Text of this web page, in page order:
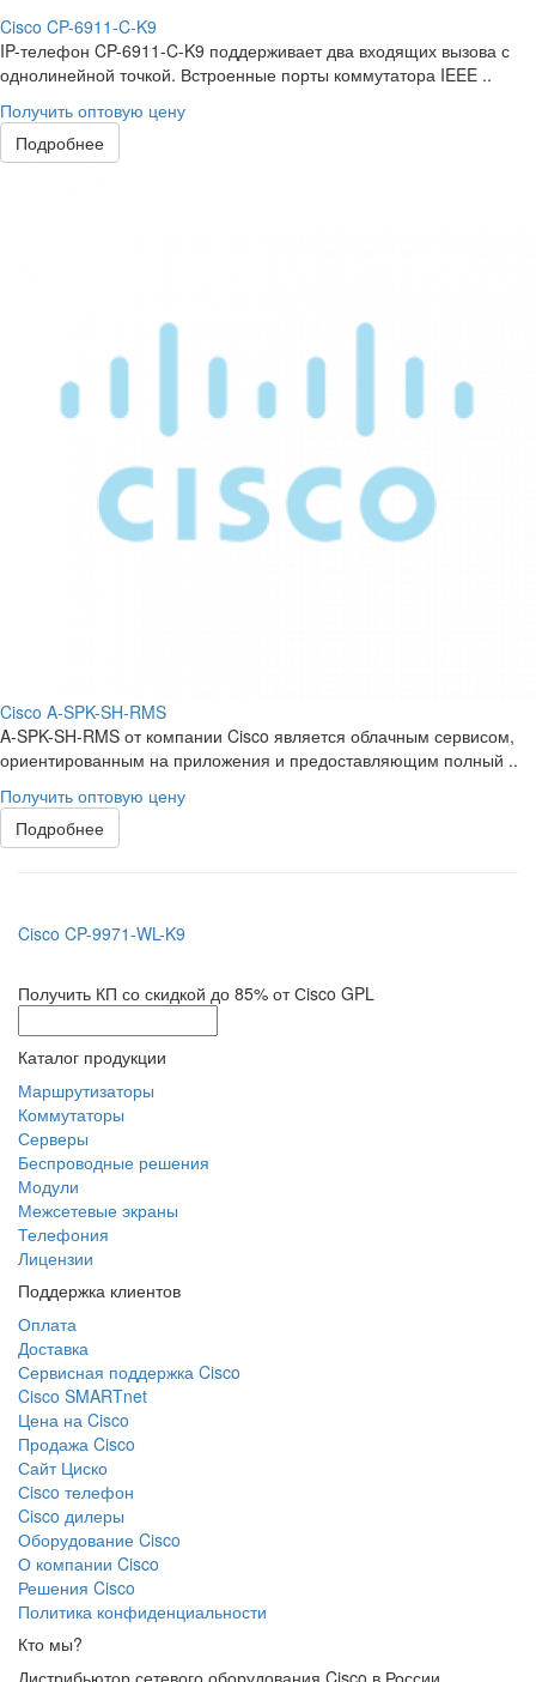
Cisco CP-6911-C-K9
IP-телефон CP-6911-C-K9 поддерживает два входящих вызова с
однолинейной точкой. Встроенные порты коммутатора IEEE ..
Получить оптовую цену
Подробнее
Cisco A-SPK-SH-RMS
A-SPK-SH-RMS от компании Cisco является облачным сервисом,
ориентированным на приложения и предоставляющим полный ..
Получить оптовую цену
Подробнее
Cisco CP-9971-WL-K9
Получить КП со скидкой до 85% от Сisco GPL
Каталог продукции
Маршрутизаторы
Коммутаторы
Серверы
Беспроводные решения
Модули
Межсетевые экраны
Телефония
Лицензии
Поддержка клиентов
Оплата
Доставка
Сервисная поддержка Cisco
Cisco SMARTnet
Цена на Cisco
Продажа Cisco
Сайт Циско
Сisco телефон
Cisco дилеры
Оборудование Cisco
О компании Cisco
Решения Cisco
Политика конфиденциальности
Кто мы?